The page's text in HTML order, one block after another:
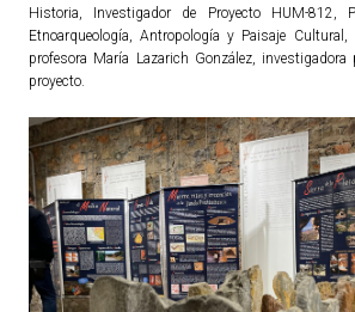
Gastronomía
Dónde dormir
Dónde comer
Entorno
Callejero
HORARIOS
PUBLICACIONES
Historia, Investigador de Proyecto HUM-812,
Etnoarqueología, Antropología y Paisaje Cultural,
profesora María Lazarich González,
proyecto.